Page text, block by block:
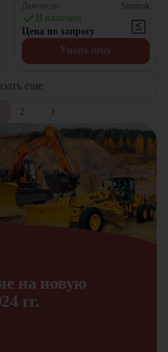
Двигатель:
Sinotruk
В наличии
Цена по запросу
Узнать цену
еще
2
на новую
гг.